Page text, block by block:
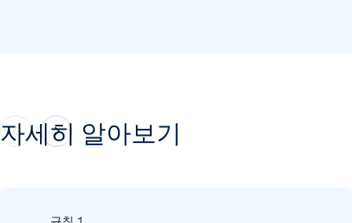
자세히 알아보기